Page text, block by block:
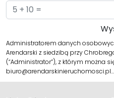
Administratorem danych
Arendarski z siedzibą przy
(“Administrator”), z którym można
biuro@arendarskinieruchomosci.pl…